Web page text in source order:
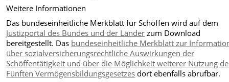
Weitere Informationen
Das bundeseinheitliche Merkblatt für Schöffen wird auf dem
Justizportal des Bundes und der Länder zum Download
bereitgestellt. Das bundeseinheitliche Merkblatt zur
über sozialversicherungsrechtliche Auswirkungen der
Schöffentätigkeit und über die Möglichkeit weiterer Nutzung
Fünften Vermögensbildungsgesetzes dort ebenfalls abrufbar.